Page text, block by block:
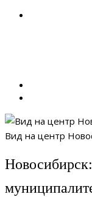
Вид на центр